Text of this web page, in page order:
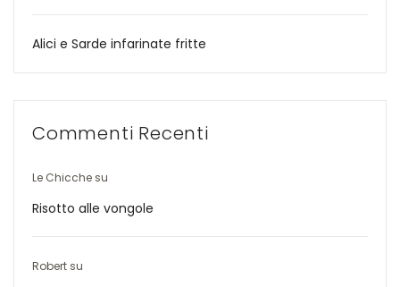
Alici e Sarde infarinate fritte
Commenti Recenti
Le Chicche su
Risotto alle vongole
Robert su